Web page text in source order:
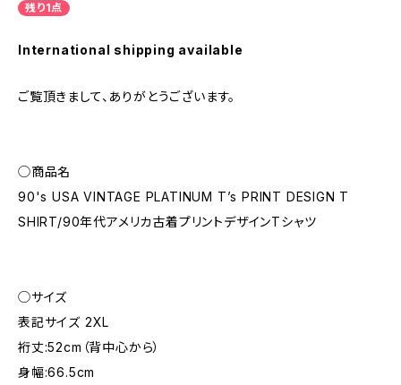
残り1点
International shipping available
ご覧頂きまして、ありがとうございます。
◯商品名
90's USA VINTAGE PLATINUM T’s PRINT DESIGN T
SHIRT/90年代アメリカ古着プリントデザインTシャツ
◯サイズ
表記サイズ 2XL
裄丈:52cm（背中心から）
身幅:66.5cm